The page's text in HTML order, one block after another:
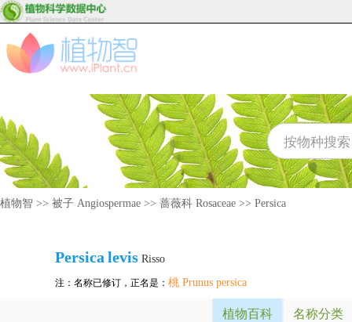
植物智 >> 被子 Angiospermae >> 蔷薇科 Rosaceae >> Persica
Persica levis Risso
注：名称已修订，正名是： 桃 Prunus persica
植物百科 名称分类